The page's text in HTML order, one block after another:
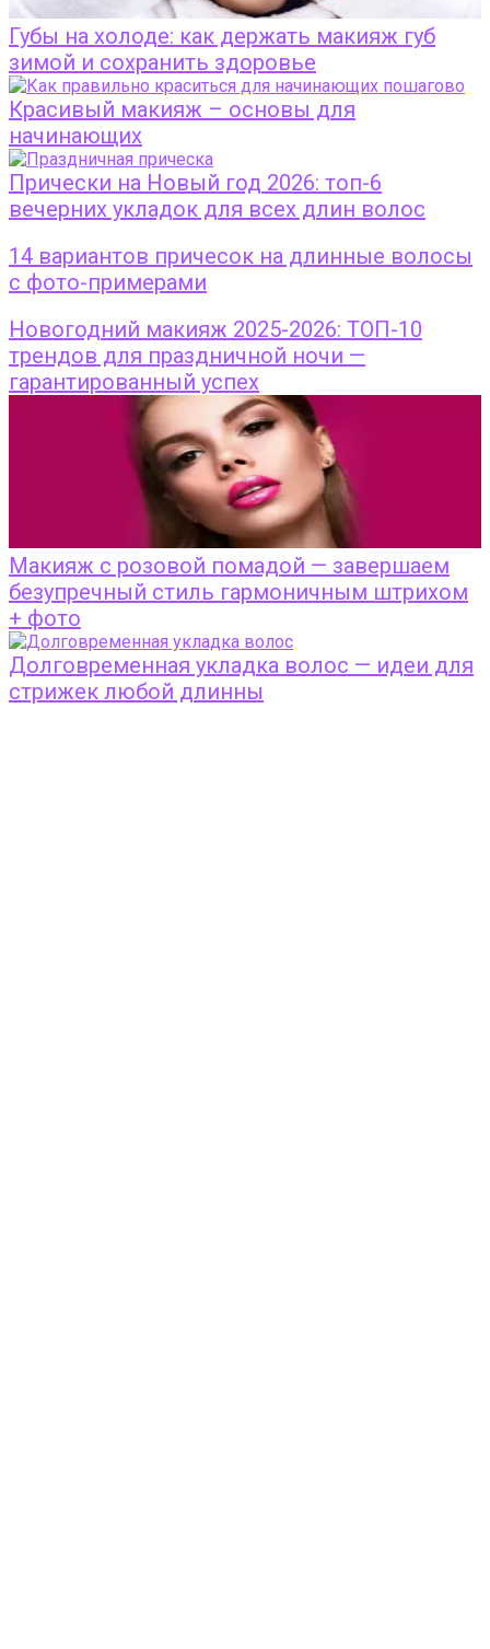
Губы на холоде: как держать макияж губ
зимой и сохранить здоровье
Красивый макияж – основы для
начинающих
Прически на Новый год 2026: топ-6
вечерних укладок для всех длин волос
14 вариантов причесок на длинные волосы
с фото-примерами
Новогодний макияж 2025-2026: ТОП-10
трендов для праздничной ночи —
гарантированный успех
Макияж с розовой помадой — завершаем
безупречный стиль гармоничным штрихом
+ фото
Долговременная укладка волос — идеи для
стрижек любой длинны